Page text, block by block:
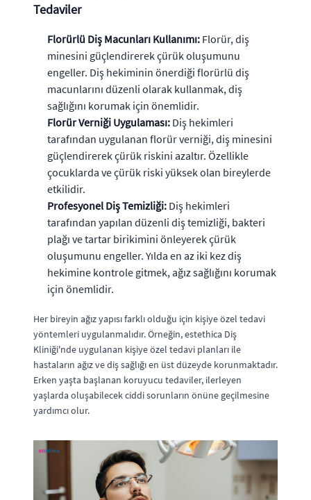
Tedaviler
Florürlü Diş Macunları Kullanımı: Florür, diş
minesini güçlendirerek çürük oluşumunu
engeller. Diş hekiminin önerdiği florürlü diş
macunlarını düzenli olarak kullanmak, diş
sağlığını korumak için önemlidir.
Florür Verniği Uygulaması: Diş hekimleri
tarafından uygulanan florür verniği, diş minesini
güçlendirerek çürük riskini azaltır. Özellikle
çocuklarda ve çürük riski yüksek olan bireylerde
etkilidir.
Profesyonel Diş Temizliği: Diş hekimleri
tarafından yapılan düzenli diş temizliği, bakteri
plağı ve tartar birikimini önleyerek çürük
oluşumunu engeller. Yılda en az iki kez diş
hekimine kontrole gitmek, ağız sağlığını korumak
için önemlidir.
Her bireyin ağız yapısı farklı olduğu için kişiye özel tedavi
yöntemleri uygulanmalıdır. Örneğin, estethica Diş
Kliniği'nde uygulanan kişiye özel tedavi planları ile
hastaların ağız ve diş sağlığı en üst düzeyde korunmaktadır.
Erken yaşta başlanan koruyucu tedaviler, ilerleyen
yaşlarda oluşabilecek ciddi sorunların önüne geçilmesine
yardımcı olur.